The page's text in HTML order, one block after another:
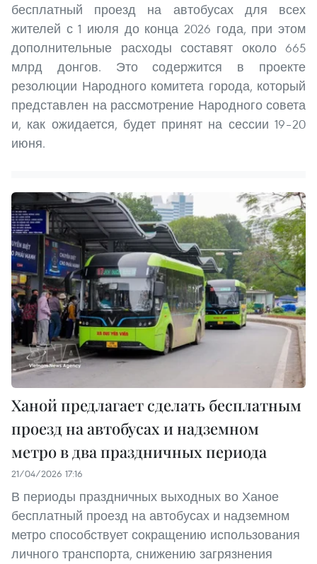
бесплатный проезд на автобусах для всех
жителей с 1 июля до конца 2026 года, при этом
дополнительные расходы составят около 665
млрд донгов. Это содержится в проекте
резолюции Народного комитета города, который
представлен на рассмотрение Народного совета
и, как ожидается, будет принят на сессии 19–20
июня.
Ханой предлагает сделать бесплатным
проезд на автобусах и надземном
метро в два праздничных периода
21/04/2026 17:16
В периоды праздничных выходных во Ханое
бесплатный проезд на автобусах и надземном
метро способствует сокращению использования
личного транспорта, снижению загрязнения